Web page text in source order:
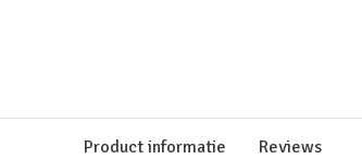
Product informatie Reviews